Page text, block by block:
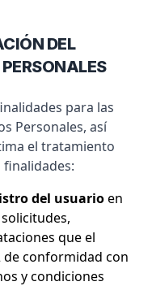
DEL
para las
Personales, así
el tratamiento
finalidades:
del usuarioen
que el
de conformidad con
y condiciones